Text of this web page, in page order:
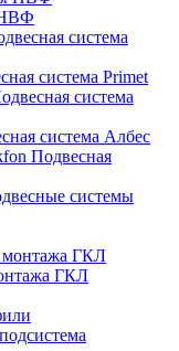
НВФ
система
система Primet
система
система Албес
Подвесная
системы
ГКЛ